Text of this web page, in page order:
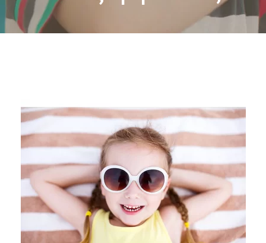
-- Video Gallery
Διαδικασίες
-- Κατ’οίκον Προγράμματα
-- Ομαδικά Προγράμματα
-- Προγράμματα στον Η/Υ
Οι υπηρεσίες μας
-- Εργοθεραπεία